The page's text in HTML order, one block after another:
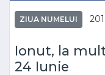
ZIUA NUMELUI
Ionut, la
24 Iunie